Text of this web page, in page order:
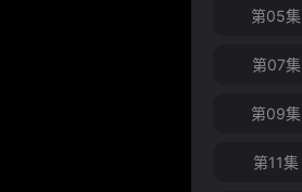
第05集
第07集
第09集
第11集